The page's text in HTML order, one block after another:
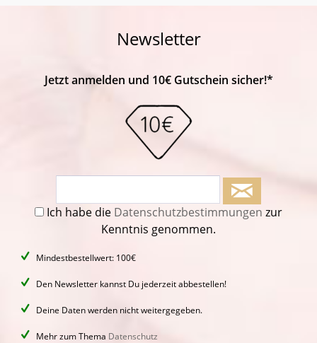
Newsletter
Jetzt anmelden und 10€ Gutschein sicher!*
Ich habe die Datenschutzbestimmungen zur
Kenntnis genommen.
Mindestbestellwert: 100€
Den Newsletter kannst Du jederzeit abbestellen!
Deine Daten werden nicht weitergegeben.
Mehr zum Thema Datenschutz